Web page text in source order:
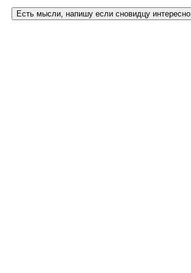
Есть мысли, напишу если сновидцу интересно